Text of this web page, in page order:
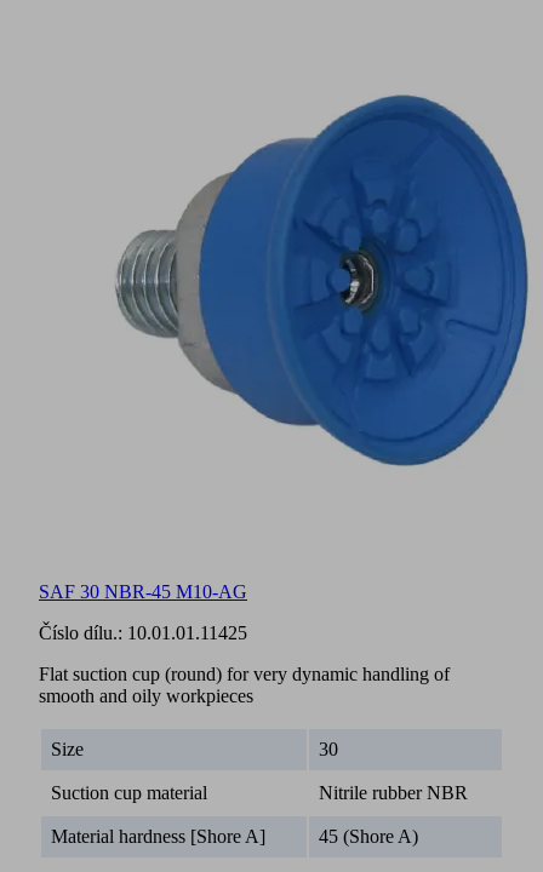
SAF 30 NBR-45 M10-AG
Číslo dílu.: 10.01.01.11425
Flat suction cup (round) for very dynamic handling of
smooth and oily workpieces
Size 30
Suction cup material Nitrile rubber NBR
Material hardness [Shore A] 45 (Shore A)